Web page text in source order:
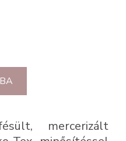
mercerizált